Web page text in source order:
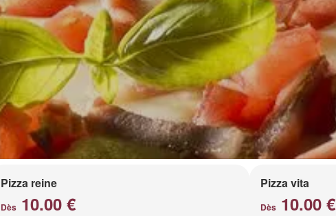
Pizza reine
Dès10.00 €
Pizza vita
Dès 10.00 €